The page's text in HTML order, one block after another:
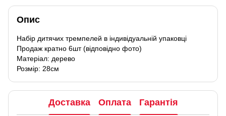
Опис
Набір дитячих тремпелей в індивідуальній упаковці
Продаж кратно 6шт (відповідно фото)
Матеріал: дерево
Розмір: 28см
Доставка Оплата Гарантія